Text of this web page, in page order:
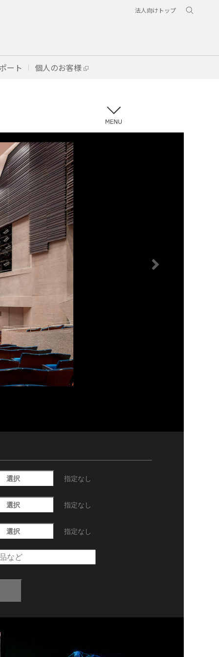
法人向けトップ
ート 個人のお客様
選択 指定なし
選択 指定なし
選択 指定なし